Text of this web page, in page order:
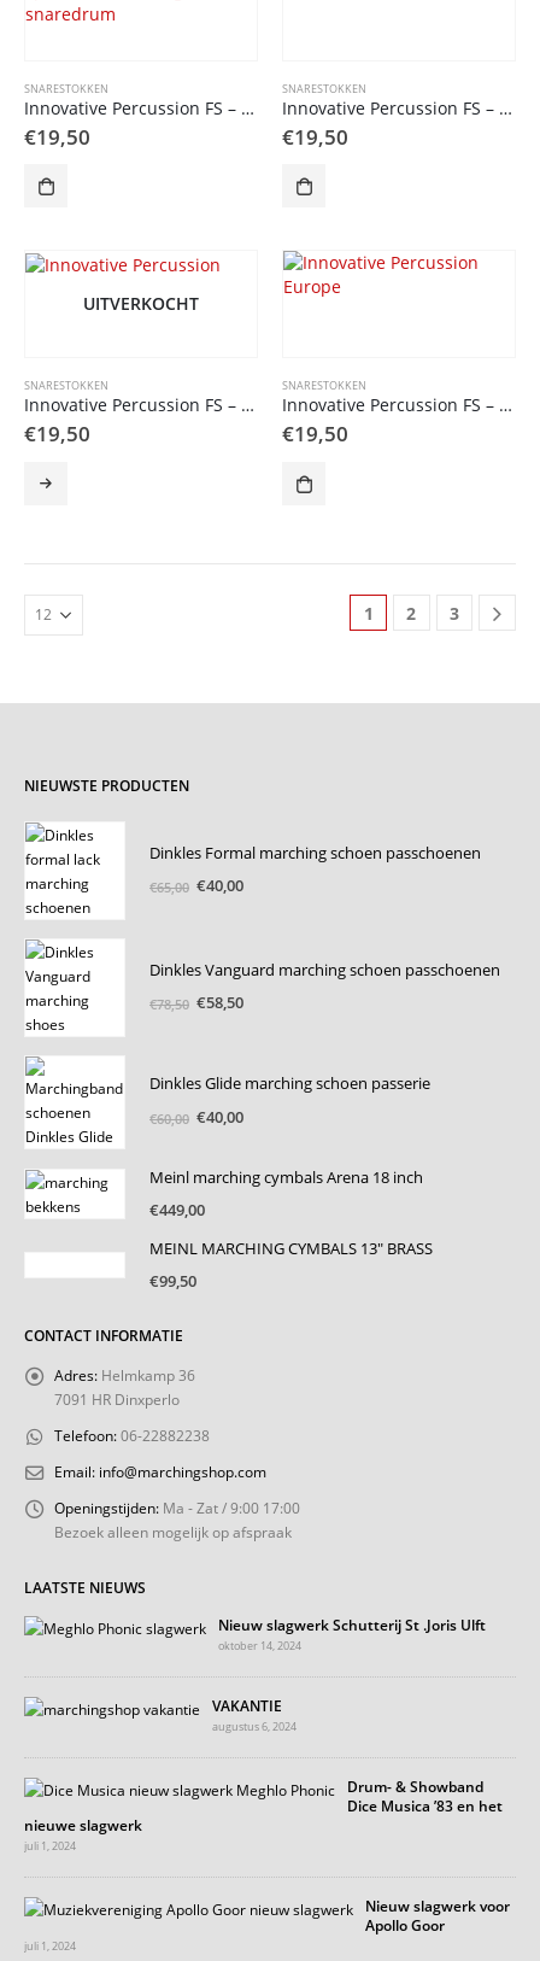
SNARESTOKKEN
Innovative Percussion FS – BK 1 Bret Kuhn
€19,50
SNARESTOKKEN
Innovative Percussion FS – BK 2 Bret Kuhn Velocity
€19,50
UITVERKOCHT
SNARESTOKKEN
Innovative Percussion FS – BK 3 Bret Kuhn Momentum
€19,50
SNARESTOKKEN
Innovative Percussion FS – PR PAUL RENNICK snaredrum stick
€19,50
1 2 3
NIEUWSTE PRODUCTEN
Dinkles Formal marching schoen passchoenen
€65,00 Oorspronkelijke
€40,00Huidige
Dinkles Vanguard marching schoen passchoenen
€78,50 Oorspronkelijke
€58,50Huidige
Dinkles Glide marching schoen passerie
€60,00 Oorspronkelijke
€60,00.
€40,00Huidige
€40,00.
Meinl marching cymbals Arena 18 inch
€449,00
MEINL MARCHING CYMBALS 13" BRASS
€99,50
CONTACT INFORMATIE
Adres: Helmkamp 36
7091 HR Dinxperlo
Telefoon:06-22882238
Email: info@marchingshop.com
Openingstijden: Ma - Zat / 9:00 17:00
Bezoek alleen mogelijk op afspraak
LAATSTE NIEUWS
Nieuw slagwerk Schutterij St .Joris Ulft
oktober 14, 2024
VAKANTIE
augustus 6, 2024
Drum- & Showband
Dice Musica ’83 en het
nieuwe slagwerk
juli 1, 2024
Nieuw slagwerk voor
Apollo Goor
juli 1, 2024